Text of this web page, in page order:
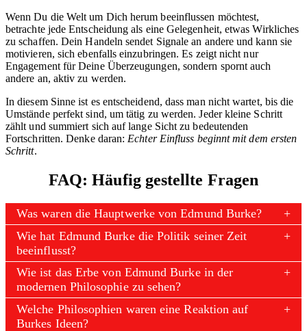
Wenn Du die Welt um Dich herum beeinflussen möchtest,
betrachte jede Entscheidung als eine Gelegenheit, etwas Wirkliches
zu schaffen. Dein Handeln sendet Signale an andere und kann sie
motivieren, sich ebenfalls einzubringen. Es zeigt nicht nur
Engagement für Deine Überzeugungen, sondern spornt auch
andere an, aktiv zu werden.
In diesem Sinne ist es entscheidend, dass man nicht wartet, bis die
Umstände perfekt sind, um tätig zu werden. Jeder kleine Schritt
zählt und summiert sich auf lange Sicht zu bedeutenden
Fortschritten. Denke daran: Echter Einfluss beginnt mit dem ersten
Schritt.
FAQ: Häufig gestellte Fragen
Was waren die Hauptwerke von Edmund Burke?
Wie hat Edmund Burke die Politik seiner Zeit
beeinflusst?
Wie ist das Erbe von Edmund Burke in der
modernen Philosophie zu sehen?
Welche Philosophien waren eine Reaktion auf
Burkes Ideen?